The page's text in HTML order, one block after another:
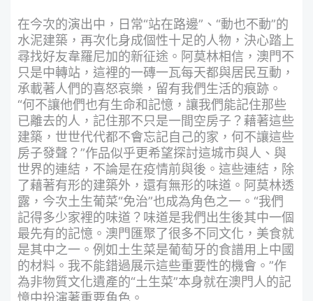
在今次的演出中，日常“站在路邊”、“動也不動”的
水泥建築，再次化身成個性十足的人物，決心踏上
尋找好友韋羅尼加的新征途。阿莫林相信，澳門不
只是中轉站，這裡的一磚一瓦每天都與居民互動，
承載著人們的喜怒哀樂，留有我們生活的痕跡。
“何不讓他們也有生命和記憶，讓我們能記住那些
已離去的人，記住那不只是一間空房子？藉著這些
建築，世世代代都不會忘記自己的家，何不讓這些
房子發聲？”作品似乎更希望探討這城市與人、與
世界的連結，不論是在疫情前與後。這些連結，除
了藉著有形的建築外，還有無形的味道。阿莫林透
露，今次土生葡菜“免治”也成為角色之一。“我們
記得多少家裡的味道？味道是我們出生後其中一個
最先有的記憶。澳門匯聚了很多不同文化，美食就
是其中之一。例如土生菜是葡萄牙的食譜用上中國
的材料。我不能錯過展示這些重要性的機會。”作
為非物質文化遺產的“土生菜”本身就在澳門人的記
憶中扮演著重要角色。